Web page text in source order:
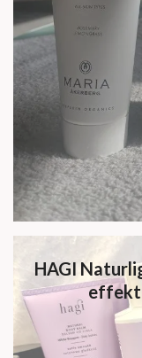
HAGI
effekt